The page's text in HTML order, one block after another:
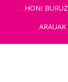
HONI BURUZ
ARAUAK